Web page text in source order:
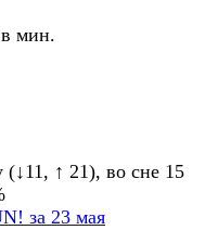
мин.
↑ 21), во сне 15
за 23 мая